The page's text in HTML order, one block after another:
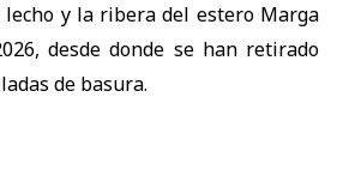
y la ribera del estero Marga
desde donde se han retirado
de basura.